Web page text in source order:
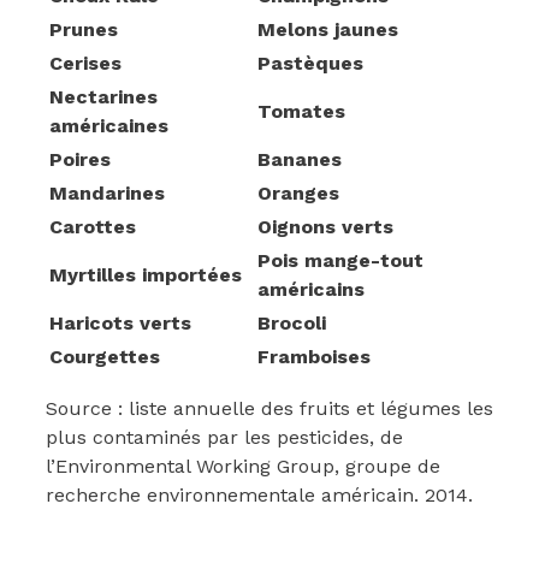
Prunes
Melons jaunes
Cerises
Pastèques
Nectarines
américaines
Tomates
Poires
Bananes
Mandarines
Oranges
Carottes
Oignons verts
Myrtilles importées
Pois mange-tout
américains
Haricots verts
Brocoli
Courgettes
Framboises
Source : liste annuelle des fruits et légumes les
plus contaminés par les pesticides, de
l’Environmental Working Group, groupe de
recherche environnementale américain. 2014.